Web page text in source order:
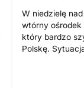
W niedzielę
wtórny
który bardzo
Polskę.